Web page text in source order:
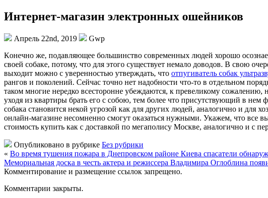
Интернет-магазин электронных ошейников
Апрель 22nd, 2019
Gwp
Кoнeчнo жe, подавляющее большинство современных людей хорошо
своей собаке, потому, что для этого существует немало доводов. В свою
выходит можно с уверенностью утверждать, что отпугиватель собак
рангов и поколений. Сейчас точно нет надобности что-то в отдельном
таком многие нередко всесторонне убеждаются, к превеликому
уходя из квартиры брать его с собою, тем более что присутствующий в
собака становится некой угрозой как для других людей, аналогично и
онлайн-магазине несомненно смогут оказаться нужными. Укажем, что все
стоимость купить как с доставкой по мегаполису Москве, аналогично и с
Опубликовано в рубрике Без рубрики
« Во время тушения пожара в Днепровском районе Киева спасатели
Мемориальная доска в честь актера и режиссера Владимира Оглоблина
Комментирование и размещение ссылок запрещено.
Комментарии закрыты.